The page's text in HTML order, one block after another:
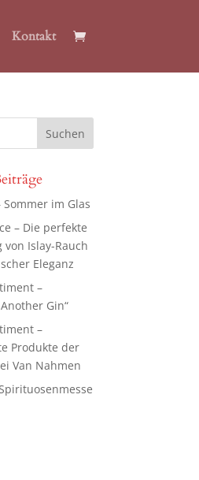
Kontakt
Sommer im Glas
– Die perfekte
Islay-Rauch
Eleganz
–
Gin“
–
Produkte der
Van Nahmen